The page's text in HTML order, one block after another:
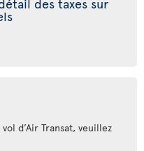
d’Air Transat, veuillez